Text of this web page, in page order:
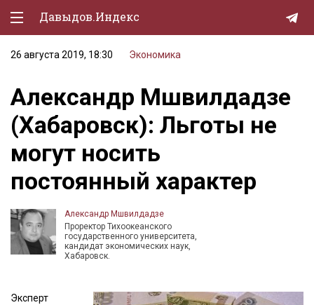
Давыдов.Индекс
Политическая жизнь
Экономика
Природа
Образование
Спорт
Культура
Lifestyle
26 августа 2019, 18:30 Экономика
Александр Мшвилдадзе
(Хабаровск): Льготы не
могут носить
постоянный характер
Александр Мшвилдадзе
Проректор Тихоокеанского
государственного университета,
кандидат экономических наук,
Хабаровск.
Эксперт